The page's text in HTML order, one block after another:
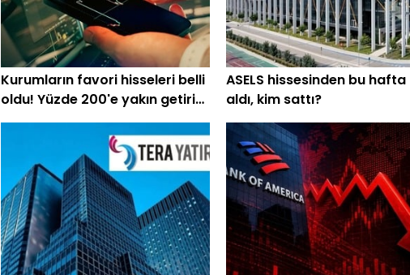
Kurumların favori hisseleri belli
oldu! Yüzde 200'e yakın getiri
bekleniyor
ASELS hissesinden bu
aldı, kim sattı?